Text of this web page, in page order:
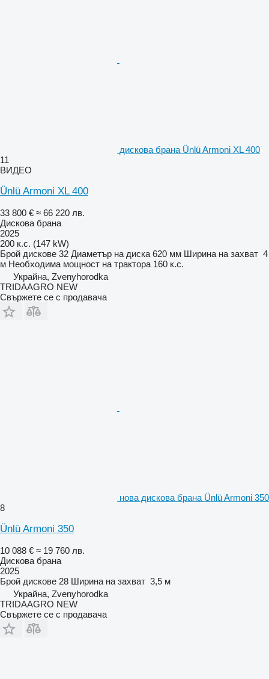
дискова брана Ünlü Armoni XL 400
11
ВИДЕО
Ünlü Armoni XL 400
33 800 € ≈ 66 220 лв.
Дискова брана
2025
200 к.с. (147 kW)
Брой дискове 32 Диаметър на диска 620 мм Ширина на захват 4
м Необходима мощност на трактора 160 к.с.
Украйна, Zvenyhorodka
TRIDAAGRO NEW
Свържете се с продавача
нова дискова брана Ünlü Armoni 350
8
Ünlü Armoni 350
10 088 € ≈ 19 760 лв.
Дискова брана
2025
Брой дискове 28 Ширина на захват 3,5 м
Украйна, Zvenyhorodka
TRIDAAGRO NEW
Свържете се с продавача